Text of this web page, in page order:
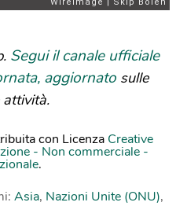
Segui il canale ufficiale
aggiornato sulle
attività.
con Licenza Creative
- Non commerciale -
.
Asia, Nazioni Unite (ONU),